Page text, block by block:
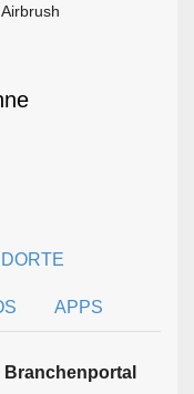
APPS